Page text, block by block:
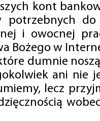
kont
potrzebnych do
i owocnej
Bożego w
dumnie
ani nie
lecz